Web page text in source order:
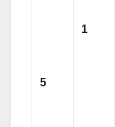
1
5